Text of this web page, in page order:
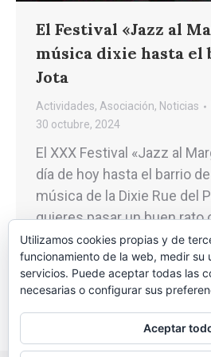
El Festival «Jazz al
música dixie hasta el
Jota
Actividades, Asociación, Noticias
30 octubre, 2024
El XXX Festival «Jazz al
día de hoy hasta el barrio
música de la Dixie Rue del
quieres pasar un buen rato
dixie tienes una cita a las
Distrito 14 – La Jota, en la
Utilizamos cookies propias y de
funcionamiento de la web, medir su
servicios. Puede aceptar todas las
necesarias o configurar sus
Aceptar